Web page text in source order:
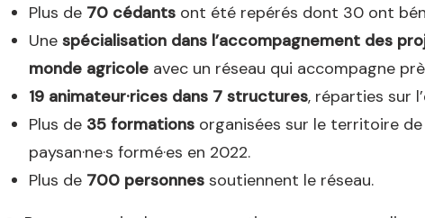
Plus de 70 cédants ont été repérés dont 30 ont
Une spécialisation dans l’accompagnement des
monde agricole avec un réseau qui accompagne
19 animateur·rices dans 7 structures, réparties sur
Plus de 35 formations organisées sur le territoire
paysan·ne·s formé·es en 2022.
Plus de 700 personnes soutiennent le réseau.